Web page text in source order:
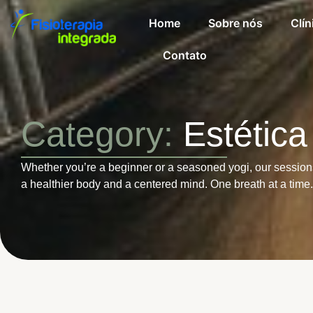
Home Sobre nós
Contato
Category:
Whether you’re a beginner or a seasoned yogi, our
a healthier body and a centered mind. One breath at a time.